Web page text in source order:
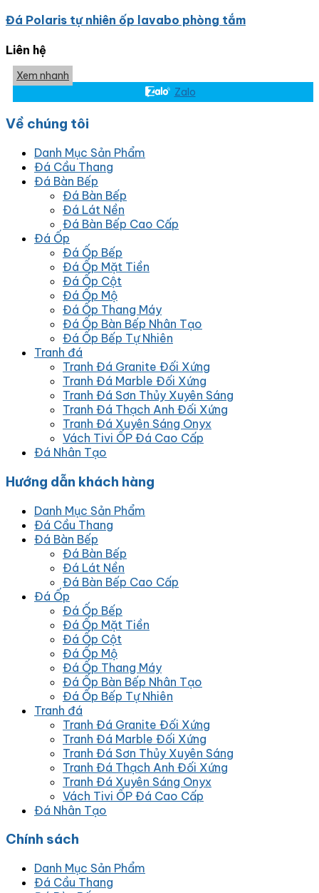
Đá Polaris tự nhiên ốp lavabo phòng tắm
Liên hệ
Xem nhanh
Zalo
Về chúng tôi
Danh Mục Sản Phẩm
Đá Cầu Thang
Đá Bàn Bếp
Đá Bàn Bếp
Đá Lát Nền
Đá Bàn Bếp Cao Cấp
Đá Ốp
Đá Ốp Bếp
Đá Ốp Mặt Tiền
Đá Ốp Cột
Đá Ốp Mộ
Đá Ốp Thang Máy
Đá Ốp Bàn Bếp Nhân Tạo
Đá Ốp Bếp Tự Nhiên
Tranh đá
Tranh Đá Granite Đối Xứng
Tranh Đá Marble Đối Xứng
Tranh Đá Sơn Thủy Xuyên Sáng
Tranh Đá Thạch Anh Đối Xứng
Tranh Đá Xuyên Sáng Onyx
Vách Tivi ỐP Đá Cao Cấp
Đá Nhân Tạo
Hướng dẫn khách hàng
Danh Mục Sản Phẩm
Đá Cầu Thang
Đá Bàn Bếp
Đá Bàn Bếp
Đá Lát Nền
Đá Bàn Bếp Cao Cấp
Đá Ốp
Đá Ốp Bếp
Đá Ốp Mặt Tiền
Đá Ốp Cột
Đá Ốp Mộ
Đá Ốp Thang Máy
Đá Ốp Bàn Bếp Nhân Tạo
Đá Ốp Bếp Tự Nhiên
Tranh đá
Tranh Đá Granite Đối Xứng
Tranh Đá Marble Đối Xứng
Tranh Đá Sơn Thủy Xuyên Sáng
Tranh Đá Thạch Anh Đối Xứng
Tranh Đá Xuyên Sáng Onyx
Vách Tivi ỐP Đá Cao Cấp
Đá Nhân Tạo
Chính sách
Danh Mục Sản Phẩm
Đá Cầu Thang